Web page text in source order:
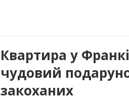
Квартира у
чудовий
закоханих